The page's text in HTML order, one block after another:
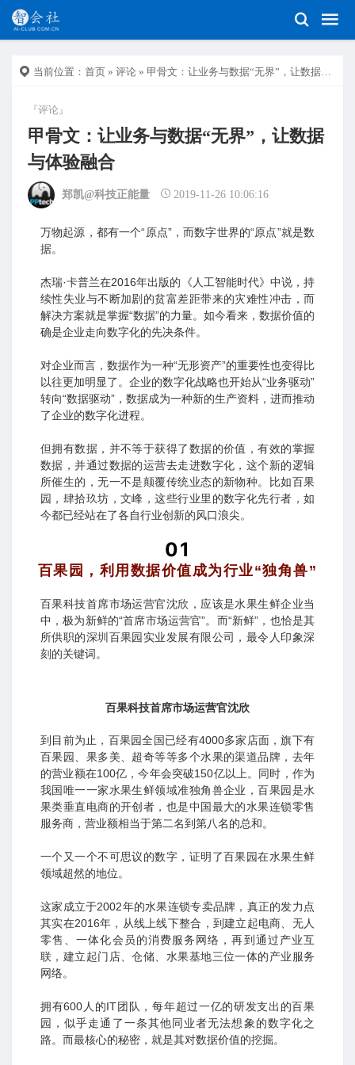
当前位置： 首页 » 评论 » 甲骨文：让业务与数据“无界”，让数据与体验融合
『评论』
甲骨文：让业务与数据“无界”，让数据
与体验融合
郑凯@科技正能量 2019-11-26 10:06:16
万物起源，都有一个“原点”，而数字世界的“原点”就是数
据。
杰瑞·卡普兰在2016年出版的《人工智能时代》中说，持
续性失业与不断加剧的贫富差距带来的灾难性冲击，而
解决方案就是掌握“数据”的力量。如今看来，数据价值的
确是企业走向数字化的先决条件。
对企业而言，数据作为一种“无形资产”的重要性也变得比
以往更加明显了。企业的数字化战略也开始从“业务驱动”
转向“数据驱动”，数据成为一种新的生产资料，进而推动
了企业的数字化进程。
但拥有数据，并不等于获得了数据的价值，有效的掌握
数据，并通过数据的运营去走进数字化，这个新的逻辑
所催生的，无一不是颠覆传统业态的新物种。比如百果
园，肆拾玖坊，文峰，这些行业里的数字化先行者，如
今都已经站在了各自行业创新的风口浪尖。
01
百果园，利用数据价值成为行业“独角兽”
百果科技首席市场运营官沈欣，应该是水果生鲜企业当
中，极为新鲜的“首席市场运营官”。而“新鲜”，也恰是其
所供职的深圳百果园实业发展有限公司，最令人印象深
刻的关键词。
百果科技首席市场运营官沈欣
到目前为止，百果园全国已经有4000多家店面，旗下有
百果园、果多美、超奇等等多个水果的渠道品牌，去年
的营业额在100亿，今年会突破150亿以上。同时，作为
我国唯一一家水果生鲜领域准独角兽企业，百果园是水
果类垂直电商的开创者，也是中国最大的水果连锁零售
服务商，营业额相当于第二名到第八名的总和。
一个又一个不可思议的数字，证明了百果园在水果生鲜
领域超然的地位。
这家成立于2002年的水果连锁专卖品牌，真正的发力点
其实在2016年，从线上线下整合，到建立起电商、无人
零售、一体化会员的消费服务网络，再到通过产业互
联，建立起门店、仓储、水果基地三位一体的产业服务
网络。
拥有600人的IT团队，每年超过一亿的研发支出的百果
园，似乎走通了一条其他同业者无法想象的数字化之
路。而最核心的秘密，就是其对数据价值的挖掘。